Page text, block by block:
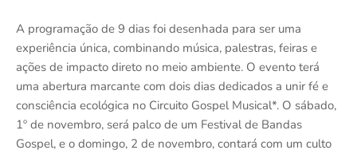
A programação de 9 dias foi desenhada para ser uma
experiência única, combinando música, palestras, feiras e
ações de impacto direto no meio ambiente. O evento terá
uma abertura marcante com dois dias dedicados a unir fé e
consciência ecológica no Circuito Gospel Musical*. O sábado,
1º de novembro, será palco de um Festival de Bandas
Gospel, e o domingo, 2 de novembro, contará com um culto